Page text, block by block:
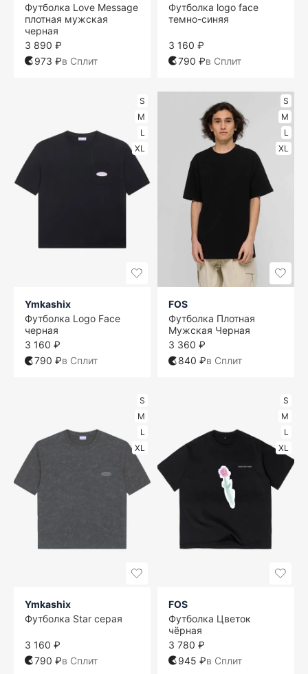
Футболка Love Message
плотная мужская
черная
3 890 ₽
973 ₽в Сплит
Футболка logo face
темно-синяя
3 160 ₽
790 ₽в Сплит
S
M
L
XL
Ymkashix
Футболка Logo Face
черная
3 160 ₽
790 ₽в Сплит
S
M
L
XL
FOS
Футболка Плотная
Мужская Черная
3 360 ₽
840 ₽в Сплит
S
M
L
XL
Ymkashix
Футболка Star серая
3 160 ₽
790 ₽в Сплит
S
M
L
XL
FOS
Футболка Цветок
чёрная
3 780 ₽
945 ₽в Сплит